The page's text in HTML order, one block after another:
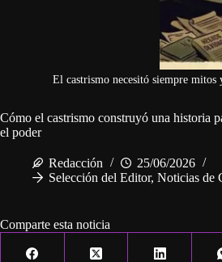
El castrismo necesitó siempre mitos
Cómo el castrismo construyó una historia
el poder
Redacción
25/06/2026
Selección del Editor, Noticias de
Comparte esta noticia